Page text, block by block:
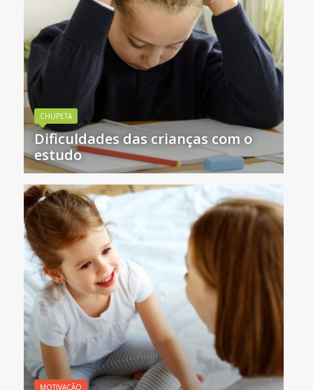
CHUPETA
Dificuldades das crianças com o
estudo
MOTIVAÇÃO